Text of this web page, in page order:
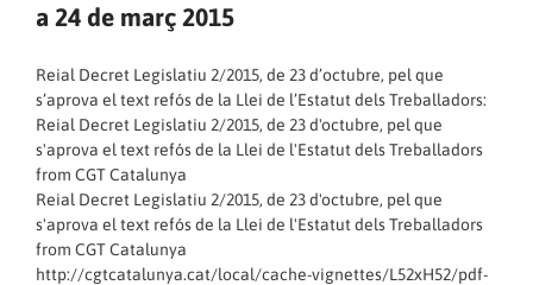
a 24 de març 2015
Reial Decret Legislatiu 2/2015, de 23 d’octubre, pel que
s’aprova el text refós de la Llei de l’Estatut dels Treballadors:
Reial Decret Legislatiu 2/2015, de 23 d'octubre, pel que
s'aprova el text refós de la Llei de l'Estatut dels Treballadors
from CGT Catalunya
Reial Decret Legislatiu 2/2015, de 23 d'octubre, pel que
s'aprova el text refós de la Llei de l'Estatut dels Treballadors
from CGT Catalunya
http://cgtcatalunya.cat/local/cache-vignettes/L52xH52/pdf-